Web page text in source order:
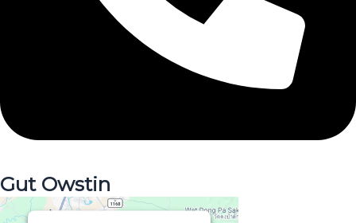
Gut Owstin